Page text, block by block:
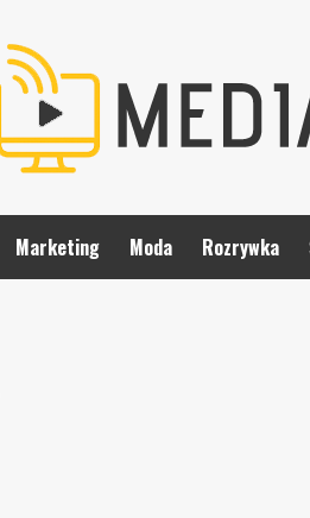
Marketing Moda Rozrywka